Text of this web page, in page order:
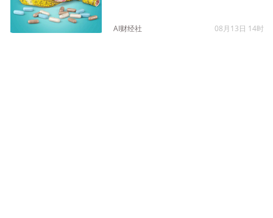
AI财经社 08月13日 14时